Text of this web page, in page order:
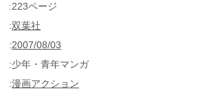
223ページ
双葉社
2007/08/03
少年・青年マンガ
漫画アクション